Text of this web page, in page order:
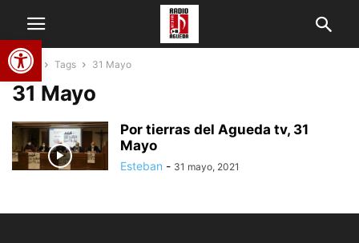
Abrir barra de herramientas
Home Tags 31 Mayo
31 Mayo
Por tierras del Agueda tv, 31
Mayo
Esteban - 31 mayo, 2021